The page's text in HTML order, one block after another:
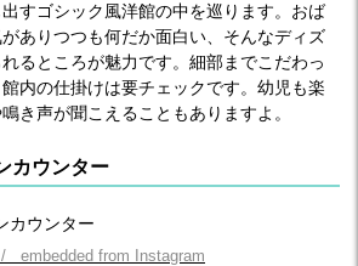
すゴシック風洋館の中を巡ります。おば
ありつつも何だか面白い、そんなディズ
るところが魅力です。細部までこだわっ
内の仕掛けは要チェックです。幼児も楽
き声が聞こえることもありますよ。
カウンター
embedded from Instagram